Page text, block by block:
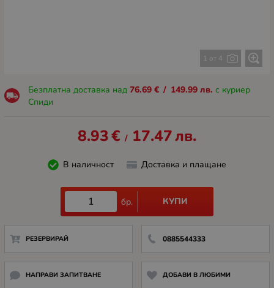
1 от 4
Безплатна доставка над 76.69 € / 149.99 лв. с куриер
Спиди
8.93€ / 17.47лв.
В наличност Доставка и плащане
бр. КУПИ
РЕЗЕРВИРАЙ 0885544333
НАПРАВИ ЗАПИТВАНЕ ДОБАВИ В ЛЮБИМИ